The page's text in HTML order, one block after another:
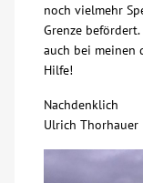
noch vielmehr
Grenze
auch bei meinen
Hilfe!
Nachdenklich
Ulrich Thorhauer